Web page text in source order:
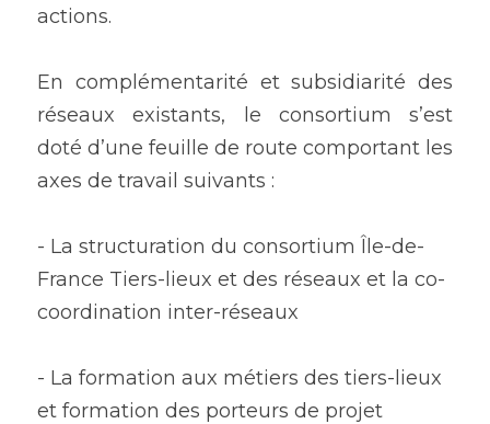
actions.
En complémentarité et subsidiarité des
réseaux existants, le consortium s’est
doté d’une feuille de route comportant les
axes de travail suivants :
- La structuration du consortium Île-de-
France Tiers-lieux et des réseaux et la co-
coordination inter-réseaux
- La formation aux métiers des tiers-lieux
et formation des porteurs de projet